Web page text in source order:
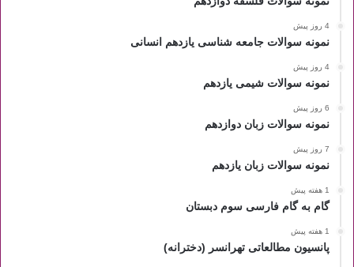
4 روز پیش
نمونه سوالات جامعه شناسی یازدهم انسانی
4 روز پیش
نمونه سوالات شیمی یازدهم
6 روز پیش
نمونه سوالات زبان دوازدهم
7 روز پیش
نمونه سوالات زبان یازدهم
1 هفته پیش
گام به گام فارسی سوم دبستان
1 هفته پیش
پانسیون مطالعاتی تهرانسر (دخترانه)